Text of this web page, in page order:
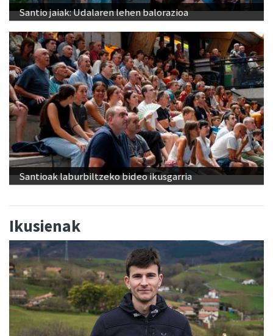
Santio jaiak: Udalaren lehen balorazioa
Santioak laburbiltzeko bideo ikusgarria
Ikusienak